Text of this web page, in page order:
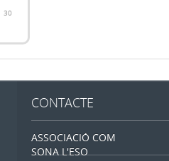
30
CONTACTE
ASSOCIACIÓ COM
SONA L'ESO